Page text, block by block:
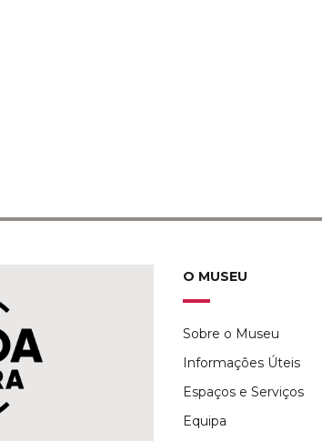
O MUSEU
Sobre o Museu
Informações Úteis
Espaços e Serviços
Equipa